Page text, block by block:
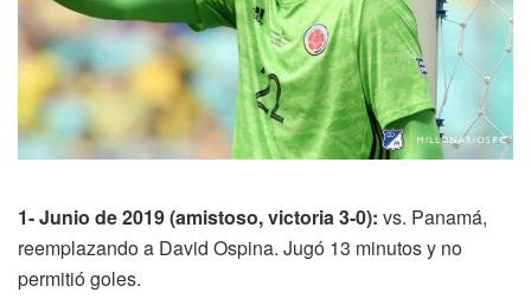
1- Junio de 2019 (amistoso, victoria 3-0): vs. Panamá,
reemplazando a David Ospina. Jugó 13 minutos y no
permitió goles.